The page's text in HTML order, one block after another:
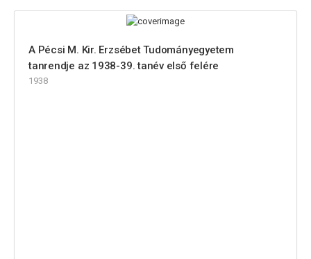
A Pécsi M. Kir. Erzsébet Tudományegyetem
tanrendje az 1938-39. tanév első felére
1938